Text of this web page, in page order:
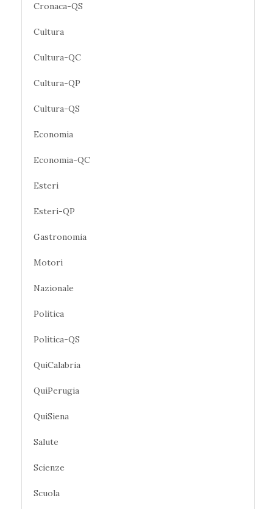
Cronaca-QS
Cultura
Cultura-QC
Cultura-QP
Cultura-QS
Economia
Economia-QC
Esteri
Esteri-QP
Gastronomia
Motori
Nazionale
Politica
Politica-QS
QuiCalabria
QuiPerugia
QuiSiena
Salute
Scienze
Scuola